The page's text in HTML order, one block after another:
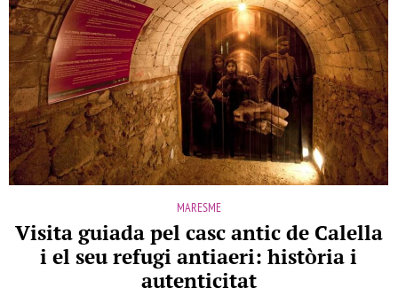
MARESME
Visita guiada pel casc antic de Calella
i el seu refugi antiaeri: història i
autenticitat